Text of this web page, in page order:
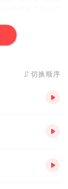
听都是对我们最
切换顺序